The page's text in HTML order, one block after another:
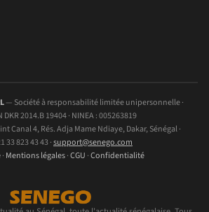
— Société à responsabilité limitée unipersonnelle ·
DKR 2014.B 19404 · NINEA : 005263819
Canal 4, Rés. Adja Mame Ndiaye, Dakar, Sénégal ·
33 823 43 43 ·support@senego.com
· Mentions légales·CGU ·Confidentialité